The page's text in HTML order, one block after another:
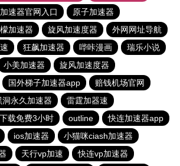
速器官网入口
原子加速器
加速器 旋风加速度器
外网网址导航
狂飙加速器 哔咔漫画
瑞乐小说
小美加速器
旋风加速度器
国外梯子加速器app
赔钱机场官网
洞永久加速器
雷霆加器速
载免费3小时
outline
快连加速器app
ios加速器
小猫咪ciash加速器
天行vp加速
快连vp加速器